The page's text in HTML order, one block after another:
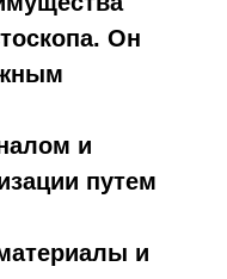
Он
и
путем
и